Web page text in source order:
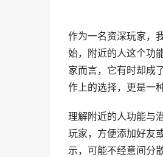
作为一名资深玩家，
始，附近的人这个功
家而言，它有时却成
作上的选择，更是一
理解附近的人功能与
玩家，方便添加好友
示，可能不经意间分